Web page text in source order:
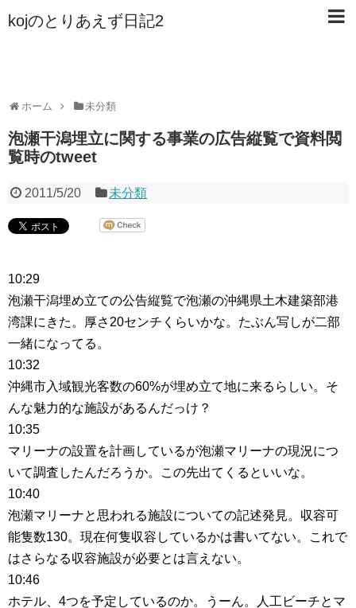
kojのとりあえず日記2
ホーム 未分類
泡瀬干潟埋立に関する事業の広告縦覧で資料閲
覧時のtweet
2011/5/20 未分類
10:29
泡瀬干潟埋め立ての公告縦覧で泡瀬の沖縄県土木建築部港
湾課にきた。厚さ20センチくらいかな。たぶん写しが二部
一緒になってる。
10:32
沖縄市入域観光客数の60%が埋め立て地に来るらしい。そ
んな魅力的な施設があるんだっけ？
10:35
マリーナの設置を計画しているが泡瀬マリーナの現況につ
いて調査したんだろうか。この先出てくるといいな。
10:40
泡瀬マリーナと思われる施設についての記述発見。収容可
能隻数130。現在何隻収容しているかは書いてない。これで
はさらなる収容施設が必要とは言えない。
10:46
ホテル、4つを予定しているのか。うーん。人工ビーチとマ